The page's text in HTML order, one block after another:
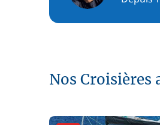
Nos Croisières